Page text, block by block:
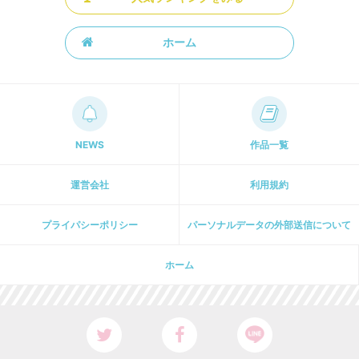
ホーム
NEWS 作品一覧
運営会社 利用規約
プライパシーポリシー パーソナルデータの外部送信について
ホーム